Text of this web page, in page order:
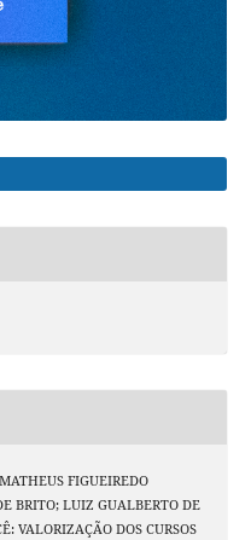
FIGUEIREDO
BRITO; LUIZ GUALBERTO DE
VALORIZAÇÃO DOS CURSOS